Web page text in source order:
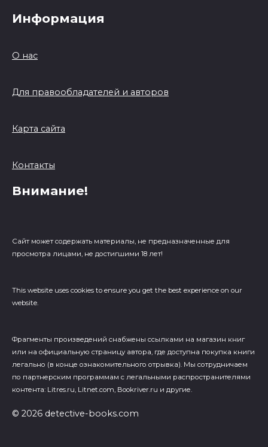
Информация
О нас
Для правообладателей и авторов
Карта сайта
Контакты
Внимание!
Сайт может содержать материалы, не предназначенные для
просмотра лицами, не достигшими 18 лет!
This website uses cookies to ensure you get the best experience on our
website.
Фрагменты произведений cнабжены ссылками на магазин книг
или на официальную страницу автора, где доступна покупка книги
легально (в конце ознакомительного отрывка). Мы сотрудничаем
по партнерским программам с легальными распространителями
контента: Litres.ru, Litnet.com, Bookriver.ru и другие.
© 2026 detective-books.com